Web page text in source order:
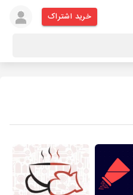
خرید اشتراک